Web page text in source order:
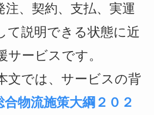
注、契約、支払、実運
て説明できる状態に近
ービスです。
文では、サービスの背
合物流施策大綱２０２